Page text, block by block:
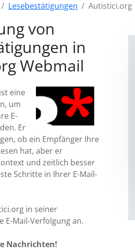
Lesebestätigungen Autistici.org
von
in
Webmail
eine
um
E-
Er
ob ein Empfänger Ihre
hat, aber er
und zeitlich besser
Schritte in Ihrer E-Mail-
in seiner
E-Mail-Verfolgung an.
Nachrichten!